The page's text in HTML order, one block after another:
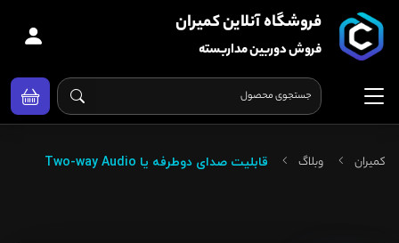
فروشگاه آنلاین کمیران
فروش دوربین مداربسته
کمیران وبلاگ قابلیت صدای دوطرفه یا Two-way Audio